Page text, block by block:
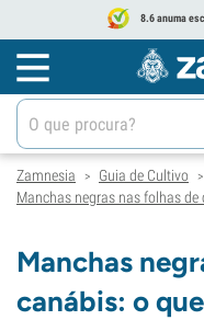
8.6 anuma
Zamnesia > Guia de Cultivo >
Manchas negras nas folhas
Manchas
canábis: o